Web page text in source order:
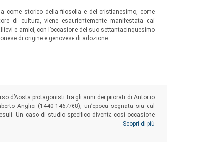
come storico della filosofia e del cristianesimo, come
di cultura, viene esaurientemente manifestata dai
e amici, con l’occasione del suo settantacinquesimo
di origine e genovese di adozione.
d’Aosta protagonisti tra gli anni dei priorati di Antonio
Anglici (1440-1467/68), un’epoca segnata sia dal
Un caso di studio specifico diventa così occasione
importanti enti cittadini aostani, i cambiamenti che nel
Scopri di più